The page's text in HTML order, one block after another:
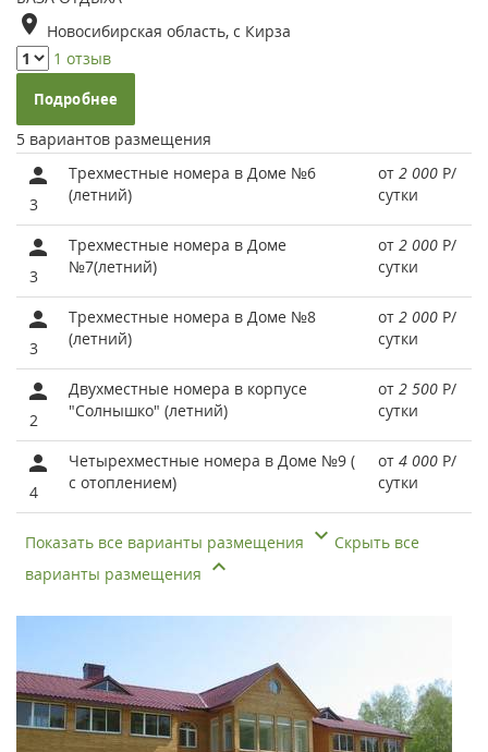
Новосибирская область, с Кирза
1 отзыв
Подробнее
5 вариантов размещения
3
Трехместные номера в Доме №6
(летний)
от 2 000 Р/
сутки
3
Трехместные номера в Доме
№7(летний)
от 2 000 Р/
сутки
3
Трехместные номера в Доме №8
(летний)
от 2 000 Р/
сутки
2
Двухместные номера в корпусе
"Солнышко" (летний)
от 2 500 Р/
сутки
4
Четырехместные номера в Доме №9 (
с отоплением)
от 4 000 Р/
сутки
Показать все варианты размещения
Скрыть все
варианты размещения